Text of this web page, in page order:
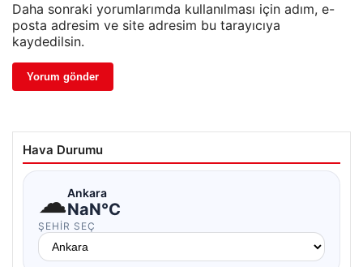
Daha sonraki yorumlarımda kullanılması için adım, e-
posta adresim ve site adresim bu tarayıcıya
kaydedilsin.
Hava Durumu
☁Ankara
NaN°C
ŞEHIR SEÇ